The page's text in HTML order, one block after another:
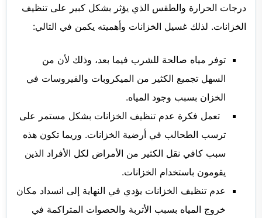
درجات الحرارة والطقس الذي يؤثر بشكل كبير على تنظيف
الخزانات. لذلك غسيل الخزانات وأهميته يكمن في التالي:
توفر مياه صالحة للشرب فيما بعد، وذلك لأن من
السهل تجميع الكثير من الميكروبات والفيروسات في
الخزان بسبب وجود المياه.
تعمل فكرة عدم تنظيف الخزانات بشكل مستمر على
ترسب الطحالب في أرضية الخزانات. وريما تكون هذه
سبب كافي نقل الكثير من الأمراض لكل الأفراد الذين
يقومون باستخدام الخزانات.
عدم تنظيف الخزانات يؤدي في النهاية إلى انسداد مكان
خروج المياه بسبب الأتربة والحصوات المتراكمة في